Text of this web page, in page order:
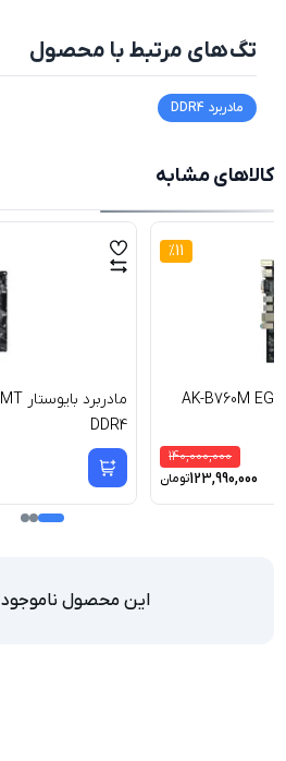
تگ‌های مرتبط با محصول
مادربرد DDR4
کالاهای مشابه
DDR4
11
%
140,000,000
123,990,000تومان
این محصول